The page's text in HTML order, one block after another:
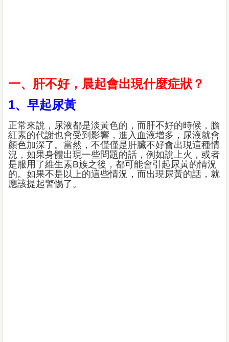
一、肝不好，晨起會出現什麼症狀？
1、早起尿黃
正常來說，尿液都是淡黃色的，而肝不好的時候，膽
紅素的代謝也會受到影響，進入血液增多，尿液就會
顏色加深了。當然，不僅僅是肝臟不好會出現這種情
況，如果身體出現一些問題的話，例如說上火，或者
是服用了維生素B族之後，都可能會引起尿黃的情況
的。如果不是以上的這些情況，而出現尿黃的話，就
應該提起警惕了。